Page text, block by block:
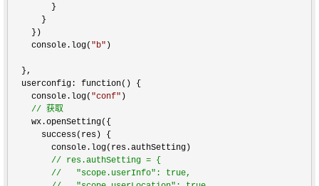
        }
      }
    })
    console.log(
" b" )
  },
  userconfig: function() {
    console.log(
"conf" )
// 获取
    wx.openSetting({
      success(res) {
        console.log(res.authSetting)
// res.authSetting = {
//
   "scope.userInfo": true,